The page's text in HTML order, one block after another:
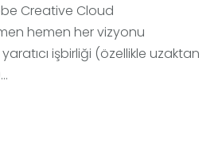
Creative Cloud
hemen her vizyonu
işbirliği (özellikle uzaktan